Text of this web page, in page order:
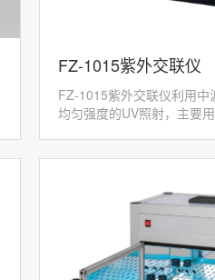
FZ-1015紫外交联仪
FZ-1015紫外交联仪利用中
均匀强度的UV照射，主要